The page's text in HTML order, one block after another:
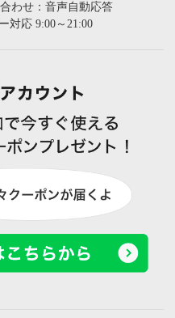
わせ：音声自動応答
対応 9:00～21:00